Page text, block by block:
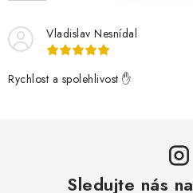
Vladislav Nesnídal
Rychlost a spolehlivost ✋
Sledujte nás